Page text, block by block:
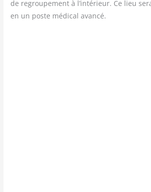
de regrou­pe­ment à l’intérieur. Ce lieu
en un poste médi­cal avancé.